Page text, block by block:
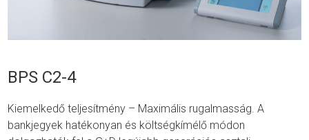
BPS C2-4
Kiemelkedő teljesítmény – Maximális rugalmasság. A
bankjegyek hatékonyan és költségkímélő módon